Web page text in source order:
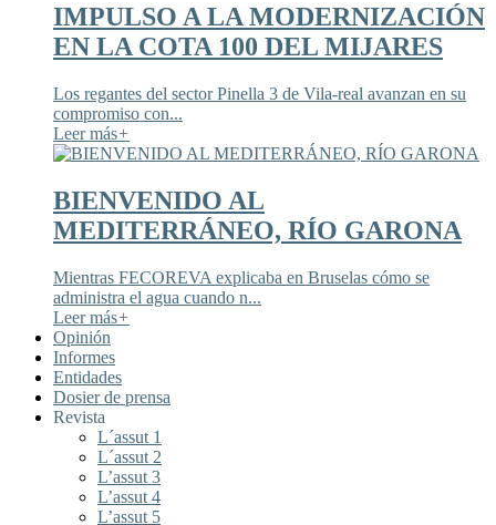
IMPULSO A LA MODERNIZACIÓN
EN LA COTA 100 DEL MIJARES
Los regantes del sector Pinella 3 de Vila-real avanzan en su
compromiso con...
Leer más+
BIENVENIDO AL
MEDITERRÁNEO, RÍO GARONA
Mientras FECOREVA explicaba en Bruselas cómo se
administra el agua cuando n...
Leer más+
Opinión
Informes
Entidades
Dosier de prensa
Revista
L´assut 1
L´assut 2
L’assut 3
L’assut 4
L’assut 5